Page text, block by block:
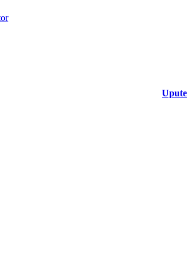
Upute